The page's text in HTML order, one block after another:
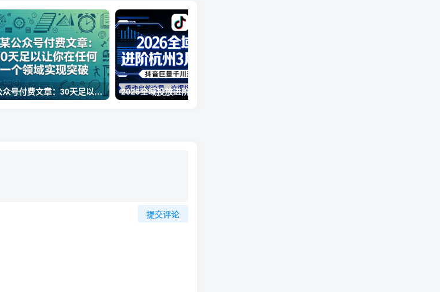
某公众号付费文章：30天足以让你在任何一个领域实现突破
提交评论